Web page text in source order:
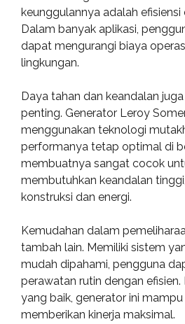
keunggulannya adalah efisiensi
Dalam banyak aplikasi,
dapat mengurangi biaya
lingkungan.
Daya tahan dan keandalan
penting. Generator Leroy
menggunakan teknologi
performanya tetap optimal di
membuatnya sangat cocok
membutuhkan keandalan
konstruksi dan energi.
Kemudahan dalam
tambah lain. Memiliki sistem
mudah dipahami, pengguna
perawatan rutin dengan
yang baik, generator ini
memberikan kinerja maksimal.